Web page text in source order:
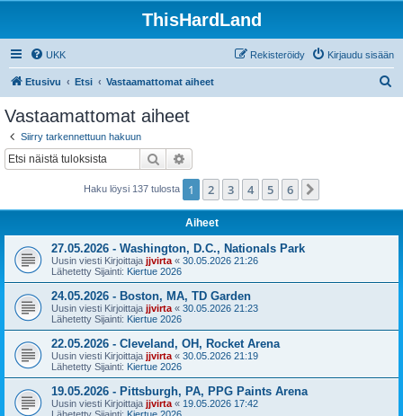
ThisHardLand
UKK Kirjaudu sisään
Rekisteröidy
Etusivu Etsi Vastaamattomat aiheet
Vastaamattomat aiheet
Siirry tarkennettuun hakuun
Etsi
Haku löysi 137 tulosta 1 2 3 4 5 6
Aiheet
27.05.2026 - Washington, D.C., Nationals Park
Uusin viesti Kirjoittaja jjvirta « 30.05.2026 21:26
Lähetetty Sijainti: Kiertue 2026
24.05.2026 - Boston, MA, TD Garden
Uusin viesti Kirjoittaja jjvirta « 30.05.2026 21:23
Lähetetty Sijainti: Kiertue 2026
22.05.2026 - Cleveland, OH, Rocket Arena
Uusin viesti Kirjoittaja jjvirta « 30.05.2026 21:19
Lähetetty Sijainti: Kiertue 2026
19.05.2026 - Pittsburgh, PA, PPG Paints Arena
Uusin viesti Kirjoittaja jjvirta « 19.05.2026 17:42
Lähetetty Sijainti: Kiertue 2026